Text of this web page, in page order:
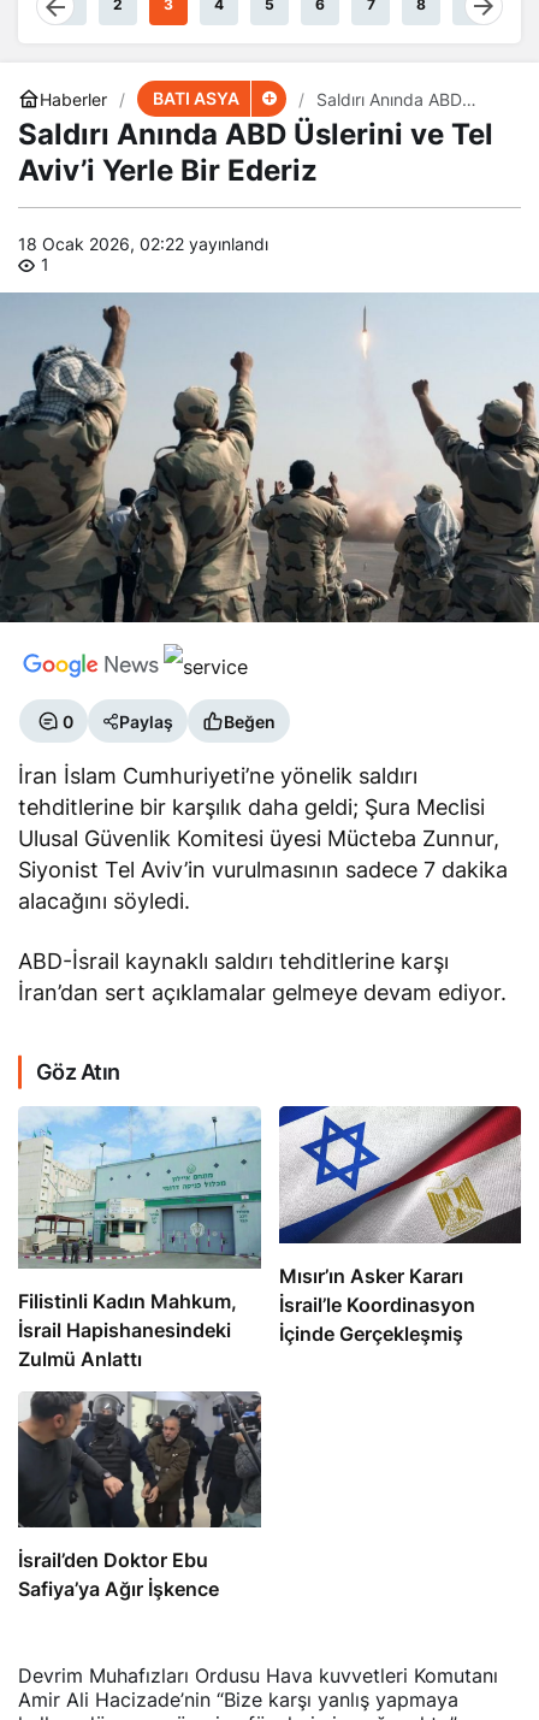
1 2 3 4 5 6 7 8 9
Haberler BATI ASYA
Saldırı Anında ABD
Üslerini ve Tel Aviv’i
Yerle Bir Ederiz
Saldırı Anında ABD Üslerini ve Tel
Aviv’i Yerle Bir Ederiz
18 Ocak 2026, 02:22 yayınlandı
1
0 Paylaş Beğen
İran İslam Cumhuriyeti’ne yönelik saldırı
tehditlerine bir karşılık daha geldi; Şura Meclisi
Ulusal Güvenlik Komitesi üyesi Mücteba Zunnur,
Siyonist Tel Aviv’in vurulmasının sadece 7 dakika
alacağını söyledi.
ABD-İsrail kaynaklı saldırı tehditlerine karşı
İran’dan sert açıklamalar gelmeye devam ediyor.
Göz Atın
Filistinli Kadın Mahkum,
İsrail Hapishanesindeki
Zulmü Anlattı
Mısır’ın Asker Kararı
İsrail’le Koordinasyon
İçinde Gerçekleşmiş
İsrail’den Doktor Ebu
Safiya’ya Ağır İşkence
Devrim Muhafızları Ordusu Hava kuvvetleri Komutanı
Amir Ali Hacizade’nin “Bize karşı yanlış yapmaya